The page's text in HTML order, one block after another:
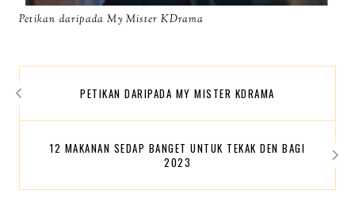
Petikan daripada My Mister KDrama
PETIKAN DARIPADA MY MISTER KDRAMA
12 MAKANAN SEDAP BANGET UNTUK TEKAK DEN BAGI
2023